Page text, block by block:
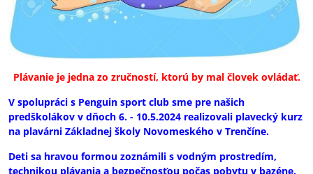
Plávanie je jedna zo zručností, ktorú by mal človek ovládať.
V spolupráci s Penguin sport club sme pre našich
predškolákov v dňoch 6. - 10.5.2024 realizovali plavecký kurz
na plavárni Základnej školy Novomeského v Trenčíne.
Deti sa hravou formou zoznámili s vodným prostredím,
technikou plávania a bezpečnosťou počas pobytu v bazéne.